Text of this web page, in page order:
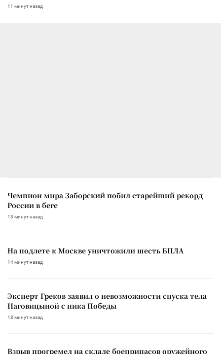
11 минут назад
Чемпион мира Заборский побил старейший рекорд
России в беге
13 минут назад
На подлете к Москве уничтожили шесть БПЛА
14 минут назад
Эксперт Греков заявил о невозможности спуска тела
Наговицыной с пика Победы
18 минут назад
Взрыв прогремел на складе боеприпасов оружейного